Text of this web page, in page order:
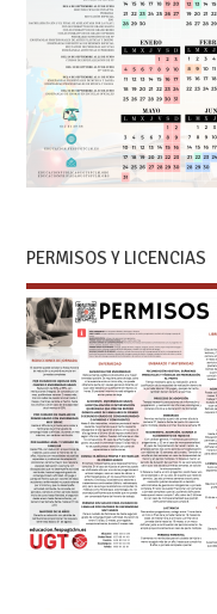
PERMISOS Y LICENCIAS